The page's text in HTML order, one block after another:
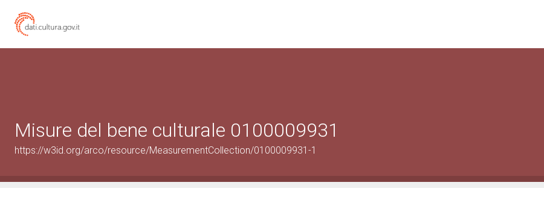
Misure del bene culturale 0100009931
https://w3id.org/arco/resource/MeasurementCollection/0100009931-1